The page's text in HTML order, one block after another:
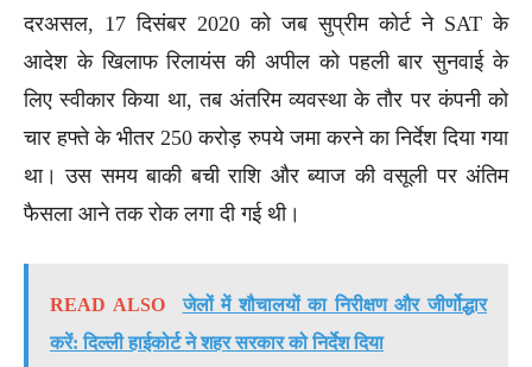
दरअसल, 17 दिसंबर 2020 को जब सुप्रीम कोर्ट ने SAT के
आदेश के खिलाफ रिलायंस की अपील को पहली बार सुनवाई के
लिए स्वीकार किया था, तब अंतरिम व्यवस्था के तौर पर कंपनी को
चार हफ्ते के भीतर 250 करोड़ रुपये जमा करने का निर्देश दिया गया
था। उस समय बाकी बची राशि और ब्याज की वसूली पर अंतिम
फैसला आने तक रोक लगा दी गई थी।
READ ALSO
जेलों में शौचालयों का निरीक्षण और जीर्णोद्धार
करें: दिल्ली हाईकोर्ट ने शहर सरकार को निर्देश दिया